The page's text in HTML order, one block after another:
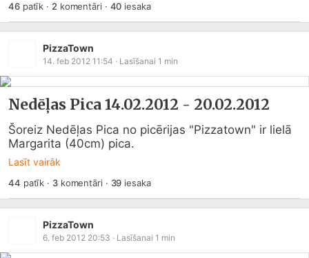
46patīk · 2 komentāri · 40 iesaka
PizzaTown
14. feb 2012 11:54 · Lasīšanai 1 min
Nedēļas Pica 14.02.2012 - 20.02.2012
Šoreiz Nedēļas Pica no picērijas "Pizzatown" ir lielā
Margarita (40cm) pica.
Lasīt vairāk
44 patīk · 3komentāri · 39 iesaka
PizzaTown
6. feb 2012 20:53 · Lasīšanai 1 min